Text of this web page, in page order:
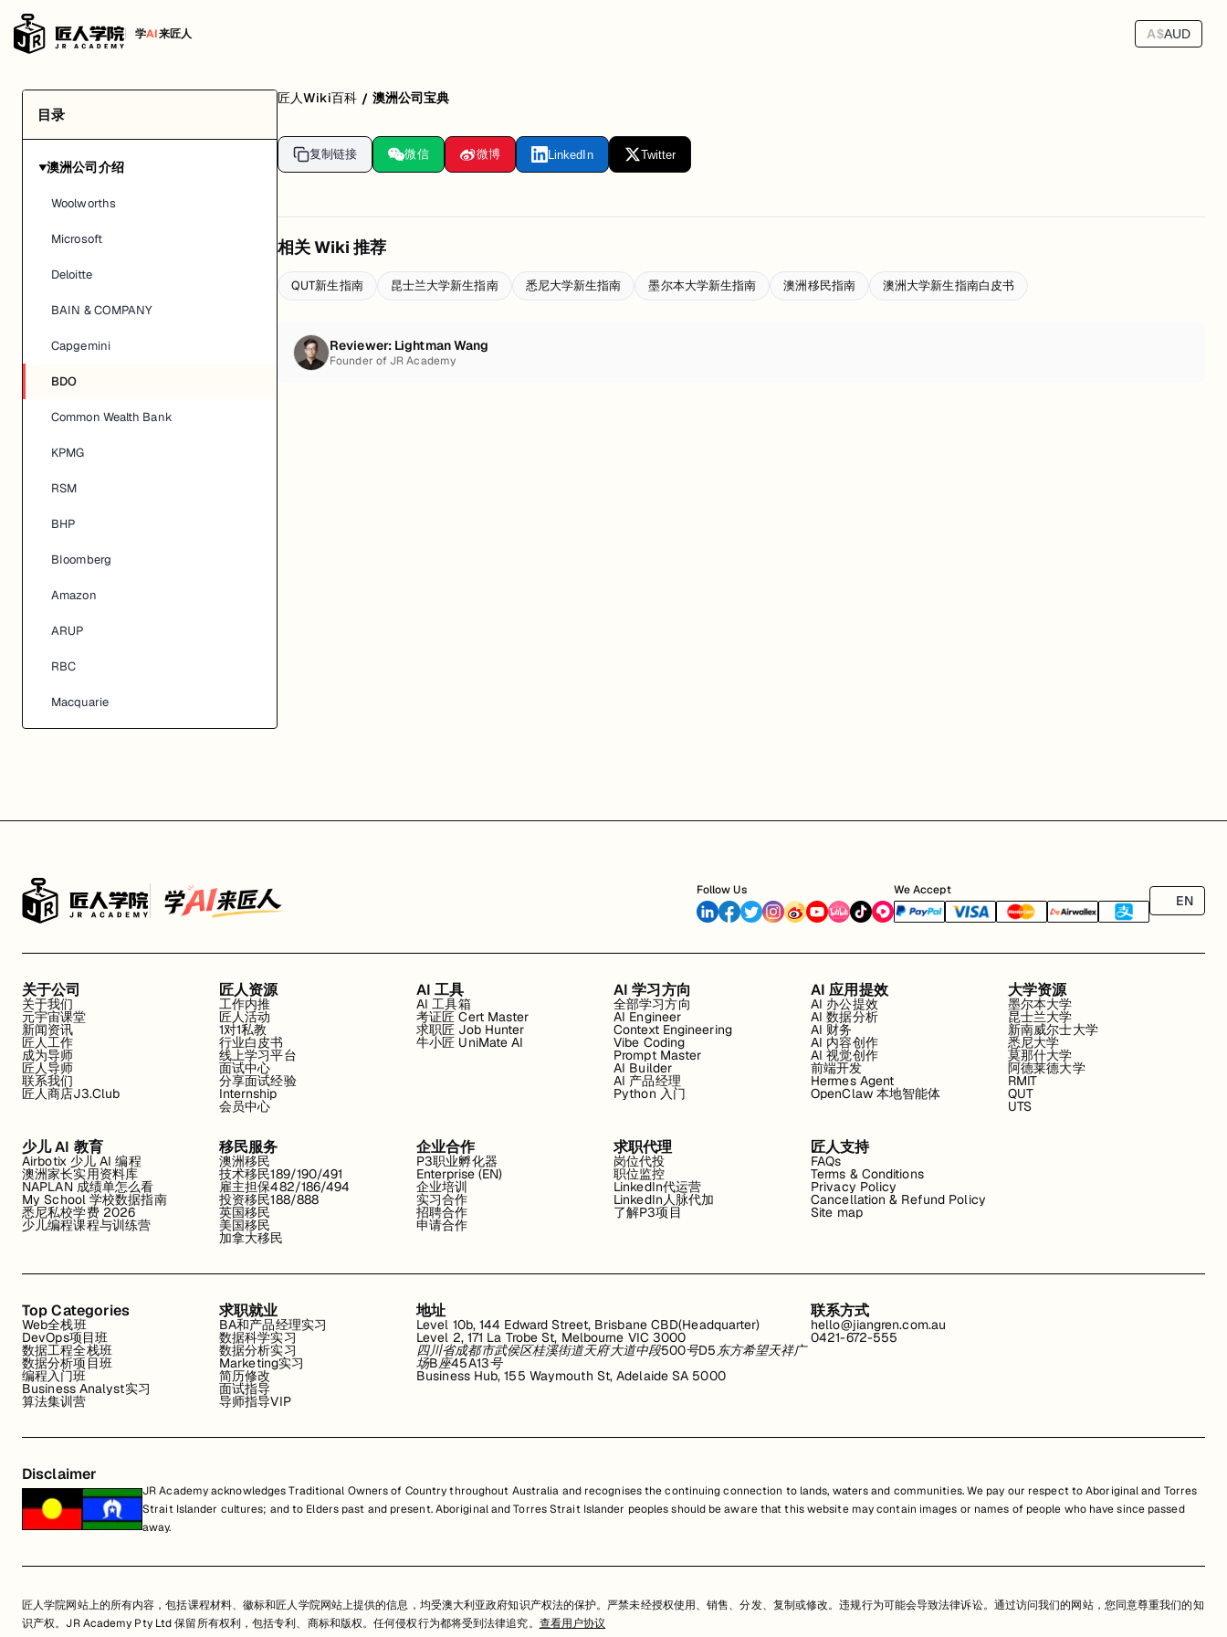
学AI来匠人 A$AUD
目录
▶澳洲公司介绍
Woolworths
Microsoft
Deloitte
BAIN & COMPANY
Capgemini
BDO
Common Wealth Bank
KPMG
RSM
BHP
BIoomberg
Amazon
ARUP
RBC
Macquarie
Rio Tinto
Optiver
四大会计师事务所介绍
GHD
UBS
AECOM
AngloGold
IMC Trading
REA Group
Atlassian
Canva
Google
匠人Wiki百科 / 澳洲公司宝典
复制链接 微信 微博 LinkedIn Twitter
相关 Wiki 推荐
QUT新生指南 昆士兰大学新生指南 悉尼大学新生指南 墨尔本大学新生指南 澳洲移民指南 澳洲大学新生指南白皮书
Reviewer: Lightman Wang
Founder of JR Academy
Follow Us We Accept
EN
关于公司
关于我们
元宇宙课堂
新闻资讯
匠人工作
成为导师
匠人导师
联系我们
匠人商店J3.Club
匠人资源
工作内推
匠人活动
1对1私教
行业白皮书
线上学习平台
面试中心
分享面试经验
Internship
会员中心
AI 工具
AI 工具箱
考证匠 Cert Master
求职匠 Job Hunter
牛小匠 UniMate AI
AI 学习方向
全部学习方向
AI Engineer
Context Engineering
Vibe Coding
Prompt Master
AI Builder
AI 产品经理
Python 入门
AI 应用提效
AI 办公提效
AI 数据分析
AI 财务
AI 内容创作
AI 视觉创作
前端开发
Hermes Agent
OpenClaw 本地智能体
大学资源
墨尔本大学
昆士兰大学
新南威尔士大学
悉尼大学
莫那什大学
阿德莱德大学
RMIT
QUT
UTS
少儿 AI 教育
Airbotix 少儿 AI 编程
澳洲家长实用资料库
NAPLAN 成绩单怎么看
My School 学校数据指南
悉尼私校学费 2026
少儿编程课程与训练营
移民服务
澳洲移民
技术移民189/190/491
雇主担保482/186/494
投资移民188/888
英国移民
美国移民
加拿大移民
企业合作
P3职业孵化器
Enterprise (EN)
企业培训
实习合作
招聘合作
申请合作
求职代理
岗位代投
职位监控
LinkedIn代运营
LinkedIn人脉代加
了解P3项目
匠人支持
FAQs
Terms & Conditions
Privacy Policy
Cancellation & Refund Policy
Site map
Top Categories
Web全栈班
DevOps项目班
数据工程全栈班
数据分析项目班
编程入门班
Business Analyst实习
算法集训营
求职就业
BA和产品经理实习
数据科学实习
数据分析实习
Marketing实习
简历修改
面试指导
导师指导VIP
地址
Level 10b, 144 Edward Street, Brisbane CBD(Headquarter)
Level 2, 171 La Trobe St, Melbourne VIC 3000
四川省成都市武侯区桂溪街道天府大道中段500号D5东方希望天祥广
场B座45A13号
Business Hub, 155 Waymouth St, Adelaide SA 5000
联系方式
hello@jiangren.com.au
0421-672-555
Disclaimer
JR Academy acknowledges Traditional Owners of Country throughout Australia and recognises the continuing connection to lands, waters and communities. We pay our respect to Aboriginal and Torres
Strait Islander cultures; and to Elders past and present. Aboriginal and Torres Strait Islander peoples should be aware that this website may contain images or names of people who have since passed
away.
匠人学院网站上的所有内容，包括课程材料、徽标和匠人学院网站上提供的信息，均受澳大利亚政府知识产权法的保护。严禁未经授权使用、销售、分发、复制或修改。违规行为可能会导致法律诉讼。通过访问我们的网站，您同意尊重我们的知
识产权。JR Academy Pty Ltd 保留所有权利，包括专利、商标和版权。任何侵权行为都将受到法律追究。 查看用户协议